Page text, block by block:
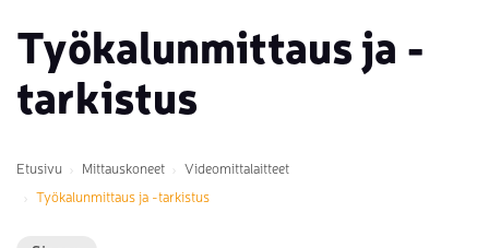
Työkalunmittaus ja -
tarkistus
Etusivu Mittauskoneet
Videomittalaitteet
Työkalunmittaus ja -tarkistus